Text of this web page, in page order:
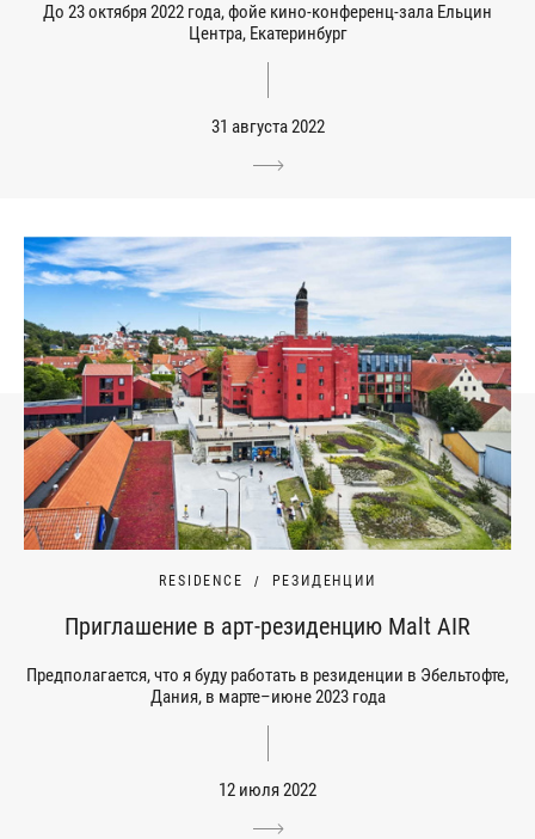
До 23 октября 2022 года, фойе кино-конференц-зала Ельцин
Центра, Екатеринбург
31 августа 2022
RESIDENCE РЕЗИДЕНЦИИ
Приглашение в арт-резиденцию Malt AIR
Предполагается, что я буду работать в резиденции в Эбельтофте,
Дания, в марте–июне 2023 года
12 июля 2022